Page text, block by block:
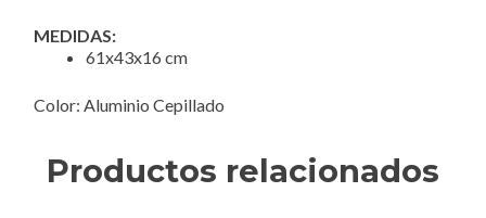
MEDIDAS:
61x43x16 cm
Color: Aluminio Cepillado
Productos relacionados